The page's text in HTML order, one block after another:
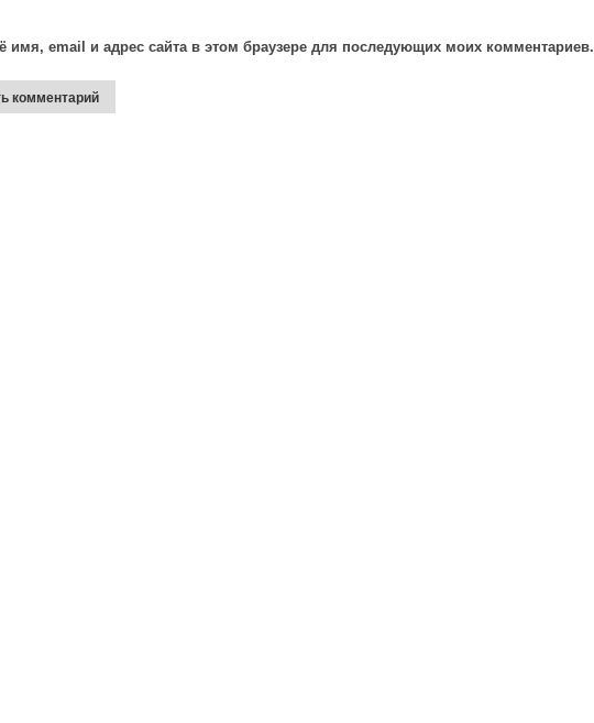
имя, email и адрес сайта в этом браузере для последующих моих комментариев.